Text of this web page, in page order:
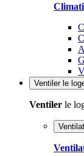
Ventiler le
Ventiler le